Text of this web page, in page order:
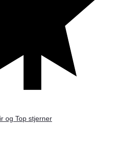
og Top stjerner